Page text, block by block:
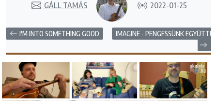
GÁLL TAMÁS 2022-01-25
I'M INTO SOMETHING GOOD IMAGINE - PENGESSÜNK EGYÜTT!